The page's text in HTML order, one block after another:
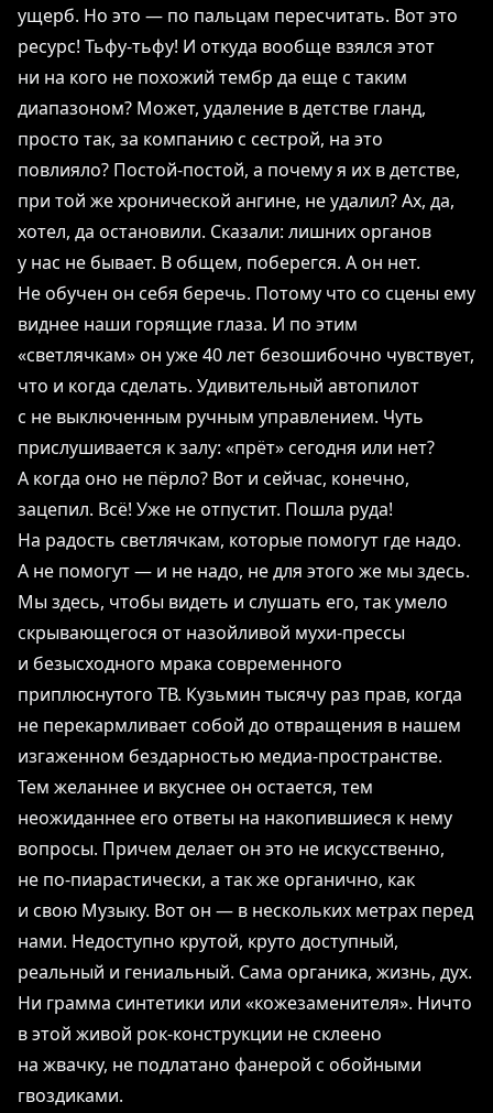
ущерб. Но это ― по пальцам пересчитать. Вот это
ресурс! Тьфу-тьфу! И откуда вообще взялся этот
ни на кого не похожий тембр да еще с таким
диапазоном? Может, удаление в детстве гланд,
просто так, за компанию с сестрой, на это
повлияло? Постой-постой, а почему я их в детстве,
при той же хронической ангине, не удалил? Ах, да,
хотел, да остановили. Сказали: лишних органов
у нас не бывает. В общем, поберегся. А он нет.
Не обучен он себя беречь. Потому что со сцены ему
виднее наши горящие глаза. И по этим
«светлячкам» он уже 40 лет безошибочно чувствует,
что и когда сделать. Удивительный автопилот
с не выключенным ручным управлением. Чуть
прислушивается к залу: «прёт» сегодня или нет?
А когда оно не пёрло? Вот и сейчас, конечно,
зацепил. Всё! Уже не отпустит. Пошла руда!
На радость светлячкам, которые помогут где надо.
А не помогут ― и не надо, не для этого же мы здесь.
Мы здесь, чтобы видеть и слушать его, так умело
скрывающегося от назойливой мухи-прессы
и безысходного мрака современного
приплюснутого ТВ. Кузьмин тысячу раз прав, когда
не перекармливает собой до отвращения в нашем
изгаженном бездарностью медиа-пространстве.
Тем желаннее и вкуснее он остается, тем
неожиданнее его ответы на накопившиеся к нему
вопросы. Причем делает он это не искусственно,
не по-пиарастически, а так же органично, как
и свою Музыку. Вот он ― в нескольких метрах перед
нами. Недоступно крутой, круто доступный,
реальный и гениальный. Сама органика, жизнь, дух.
Ни грамма синтетики или «кожезаменителя». Ничто
в этой живой рок-конструкции не склеено
на жвачку, не подлатано фанерой с обойными
гвоздиками.